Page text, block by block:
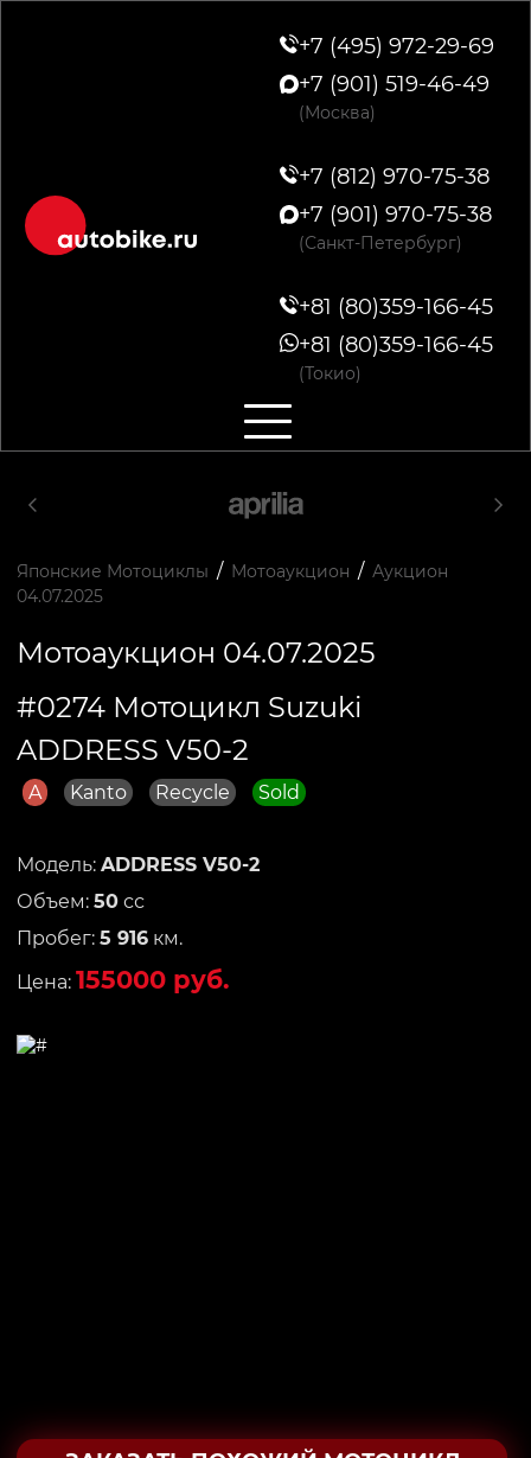
+7 (495) 972-29-69
+7 (901) 519-46-49
(Москва)
+7 (812) 970-75-38
+7 (901) 970-75-38
(Санкт-Петербург)
+81 (80)359-166-45
+81 (80)359-166-45
(Токио)
Японские Мотоциклы / Мотоаукцион / Аукцион
04.07.2025
Мотоаукцион 04.07.2025
#0274 Мотоцикл Suzuki
ADDRESS V50-2
A Kanto Recycle Sold
Модель: ADDRESS V50-2
Объем: 50 сс
Пробег: 5 916 км.
Цена: 155000 руб.